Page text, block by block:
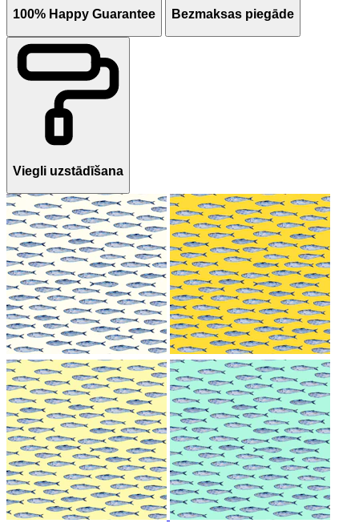
100% Happy Guarantee Bezmaksas piegāde
Viegli uzstādīšana